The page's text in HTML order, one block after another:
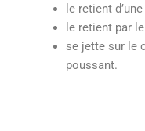
le retient
le retient par
se jette sur le
poussant.